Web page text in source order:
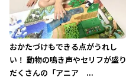
おかたづけもできる点がうれし
い！ 動物の鳴き声やセリフが盛り
だくさんの「アニア ...